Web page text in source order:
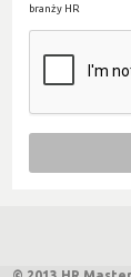
branży HR